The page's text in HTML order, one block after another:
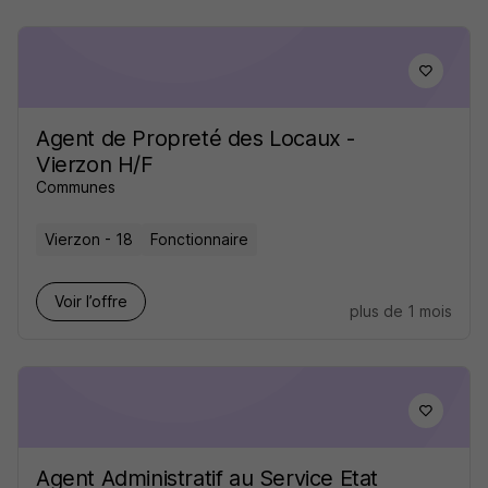
Agent de Propreté des Locaux -
Vierzon H/F
Communes
Vierzon - 18 Fonctionnaire
Voir l’offre
plus de 1 mois
Agent Administratif au Service Etat